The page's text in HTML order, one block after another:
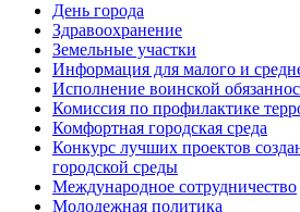
День города
Здравоохранение
Земельные участки
Информация для малого и
Исполнение воинской
Комиссия по профилактике
Комфортная городская среда
Конкурс лучших проектов
городской среды
Международное сотрудничество
Молодежная политика